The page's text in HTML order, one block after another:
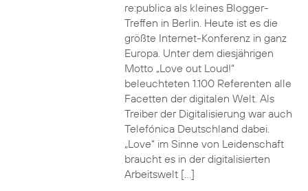
re:publica als kleines Blogger-
Treffen in Berlin. Heute ist es die
größte Internet-Konferenz in ganz
Europa. Unter dem diesjährigen
Motto „Love out Loud!“
beleuchteten 1.100 Referenten alle
Facetten der digitalen Welt. Als
Treiber der Digitalisierung war auch
Telefónica Deutschland dabei.
„Love“ im Sinne von Leidenschaft
braucht es in der digitalisierten
Arbeitswelt […]